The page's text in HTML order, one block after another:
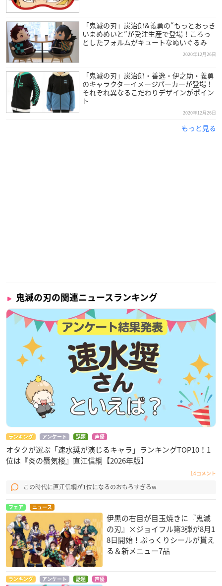
「鬼滅の刃」炭治郎&義勇の“もっとおっき
いまめめいと”が受注生産で登場！ころっ
としたフォルムがキュートなぬいぐるみ
2020年12月26日
「鬼滅の刃」炭治郎・善逸・伊之助・義勇
のキャラクターイメージパーカーが登場！
それぞれ異なるこだわりデザインがポイン
ト
2020年12月26日
もっと見る
鬼滅の刃の関連ニュースランキング
ランキング アンケート 話題 声優
オタクが選ぶ「速水奨が演じるキャラ」ランキングTOP10！1
位は『炎の蜃気楼』直江信綱【2026年版】
14コメント
この時代に直江信綱が1位になるのおもろすぎるw
フェア ニュース
伊黒の右目が目玉焼きに『鬼滅
の刃』×ジョイフル第3弾が8月1
8日開始！ぷっくりシールが貰え
る＆新メニュー7品
ランキング アンケート 話題 声優